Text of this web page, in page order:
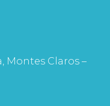
Montes Claros –